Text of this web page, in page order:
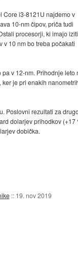
Core i3-8121U najdemo v
10-nm čipov, priča tudi
procesorji, ki imajo iziti
v 10 nm bo treba počakati
v 12-nm. Prihodnje
je pri enakih
rezultati za
dolarjev prihodkov
dobička.
:: 19. nov 2019